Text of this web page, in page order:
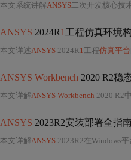
本文系统讲解ANSYS二次开发核心技
ANSYS 2024R1 工程仿真环境
本文详述ANSYS 2024R1工程仿真平台
ANSYS Workbench 2020 R2稳
本文详解ANSYS Workbench 2020 R2中长方体模型的稳态热分析
ANSYS 2023R2安装部署全指
本文详解ANSYS 2023R2在Windows平台的CAE仿真环境部署全流程，涵盖系统与硬件